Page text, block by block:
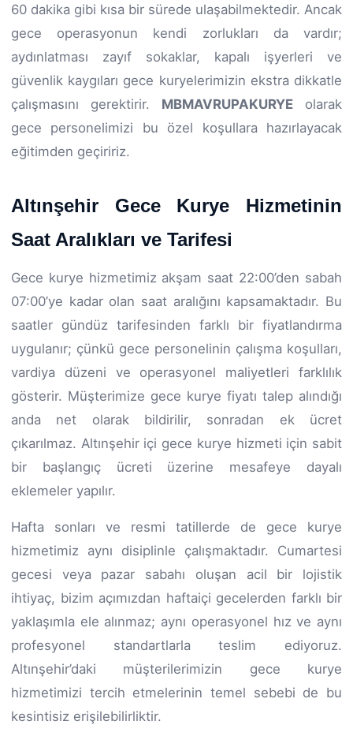
60 dakika gibi kısa bir sürede ulaşabilmektedir. Ancak
gece operasyonun kendi zorlukları da vardır;
aydınlatması zayıf sokaklar, kapalı işyerleri ve
güvenlik kaygıları gece kuryelerimizin ekstra dikkatle
çalışmasını gerektirir. MBMAVRUPAKURYE olarak
gece personelimizi bu özel koşullara hazırlayacak
eğitimden geçiririz.
Altınşehir Gece Kurye Hizmetinin
Saat Aralıkları ve Tarifesi
Gece kurye hizmetimiz akşam saat 22:00’den sabah
07:00’ye kadar olan saat aralığını kapsamaktadır. Bu
saatler gündüz tarifesinden farklı bir fiyatlandırma
uygulanır; çünkü gece personelinin çalışma koşulları,
vardiya düzeni ve operasyonel maliyetleri farklılık
gösterir. Müşterimize gece kurye fiyatı talep alındığı
anda net olarak bildirilir, sonradan ek ücret
çıkarılmaz. Altınşehir içi gece kurye hizmeti için sabit
bir başlangıç ücreti üzerine mesafeye dayalı
eklemeler yapılır.
Hafta sonları ve resmi tatillerde de gece kurye
hizmetimiz aynı disiplinle çalışmaktadır. Cumartesi
gecesi veya pazar sabahı oluşan acil bir lojistik
ihtiyaç, bizim açımızdan haftaiçi gecelerden farklı bir
yaklaşımla ele alınmaz; aynı operasyonel hız ve aynı
profesyonel standartlarla teslim ediyoruz.
Altınşehir’daki müşterilerimizin gece kurye
hizmetimizi tercih etmelerinin temel sebebi de bu
kesintisiz erişilebilirliktir.